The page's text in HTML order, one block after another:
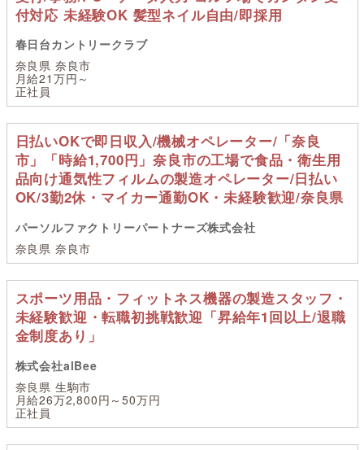
付対応 未経験OK 髪型ネイル自由/即採用
春日台カントリークラブ
奈良県 奈良市
月給21万円～
正社員
日払いOKで即日収入/機械オペレーター/「奈良
市」「時給1,700円」奈良市の工場で食品・衛生用
品向け通気性フィルムの製造オペレーター/日払い
OK/3勤2休・マイカー通勤OK・未経験歓迎/奈良県
パーソルファクトリーパートナーズ株式会社
奈良県 奈良市
スポーツ用品・フィットネス機器の製造スタッフ・
未経験歓迎・転職初挑戦歓迎「昇給年1回以上/退職
金制度あり」
株式会社alBee
奈良県 生駒市
月給26万2,800円～50万円
正社員